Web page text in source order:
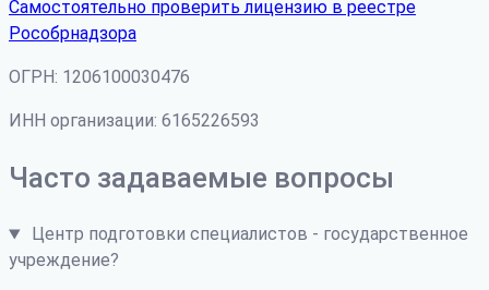
Самостоятельно проверить лицензию в реестре
Рособрнадзора
ОГРН: 1206100030476
ИНН организации: 6165226593
Часто задаваемые вопросы
Центр подготовки специалистов - государственное
учреждение?